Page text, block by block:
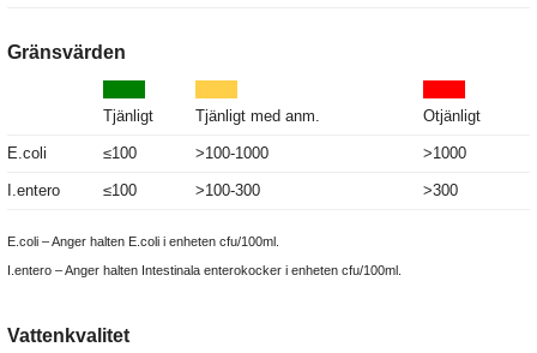
Gränsvärden
Tjänligt Tjänligt med anm. Otjänligt
E.coli ≤100 >100-1000 >1000
I.entero ≤100 >100-300 >300
E.coli – Anger halten E.coli i enheten cfu/100ml.
I.entero – Anger halten Intestinala enterokocker i enheten cfu/100ml.
Vattenkvalitet